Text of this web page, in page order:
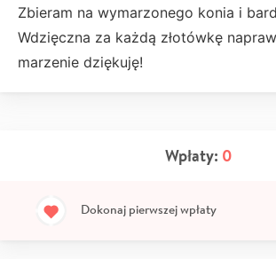
Zbieram na wymarzonego konia i
Wdzięczna za każdą złotówkę
marzenie dziękuję!
Wpłaty: 0
Dokonaj pierwszej wpłaty